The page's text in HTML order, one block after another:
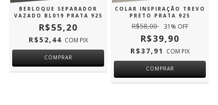
BERLOQUE SEPARADOR
VAZADO BL019 PRATA 925
R$55,20
R$52,44 COM PIX
COLAR INSPIRAÇÃO TREVO
PRETO PRATA 925
R$58,00 31 % OFF
R$39,90
R$37,91 COM PIX